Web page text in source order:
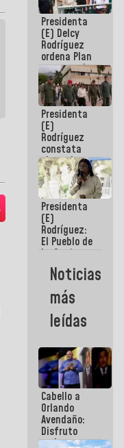
clasificación
a la
AmeriCup
2027
Presidenta
(E) Delcy
Rodríguez
ordena Plan
maestro de
desarrollo
logístico y
turístico
para La
Guaira
Presidenta
(E)
Rodríguez
constata
obras de
rehabilitación
de Escuela
Militar de
Mamo en La
Guaira
Presidenta
(E)
Rodríguez:
El Pueblo de
La Guaira
siempre
estará
acompañada
por el
Gobierno
Nacional
Noticias
más
leídas
Cabello a
Orlando
Avendaño:
Disfruto
cada vez